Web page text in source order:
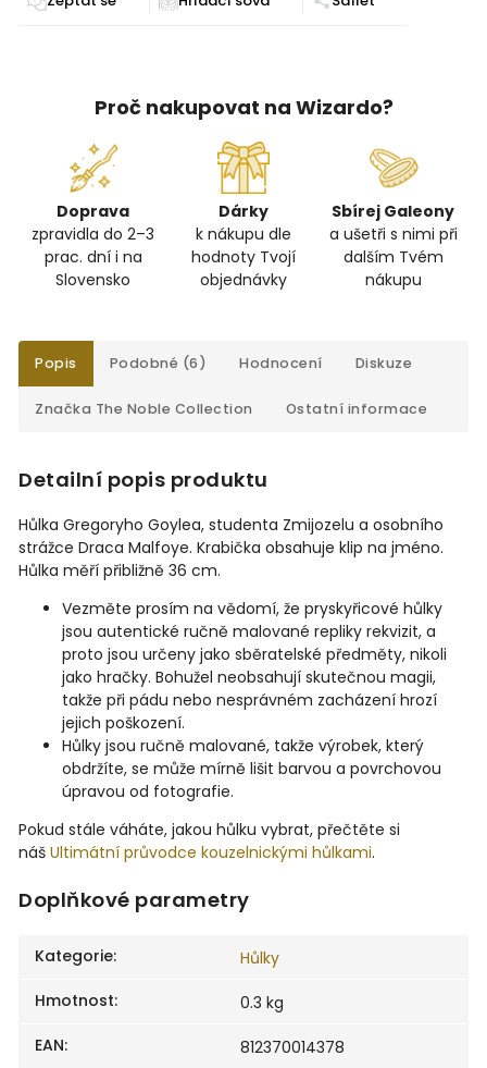
Proč nakupovat na Wizardo?
Doprava
zpravidla do 2–3
prac. dní i na
Slovensko
Dárky
k nákupu dle
hodnoty Tvojí
objednávky
Sbírej Galeony
a ušetři s nimi při
dalším Tvém
nákupu
Popis Podobné (6) Hodnocení Diskuze
Značka The Noble Collection Ostatní informace
Detailní popis produktu
Hůlka Gregoryho Goylea, studenta Zmijozelu a osobního
strážce Draca Malfoye. Krabička obsahuje klip na jméno.
Hůlka měří přibližně 36 cm.
Vezměte prosím na vědomí, že pryskyřicové hůlky
jsou autentické ručně malované repliky rekvizit, a
proto jsou určeny jako sběratelské předměty, nikoli
jako hračky. Bohužel neobsahují skutečnou magii,
takže při pádu nebo nesprávném zacházení hrozí
jejich poškození.
Hůlky jsou ručně malované, takže výrobek, který
obdržíte, se může mírně lišit barvou a povrchovou
úpravou od fotografie.
Pokud stále váháte, jakou hůlku vybrat, přečtěte si
náš Ultimátní průvodce kouzelnickými hůlkami.
Doplňkové parametry
Kategorie:
Hůlky
Hmotnost:
0.3 kg
EAN: 812370014378